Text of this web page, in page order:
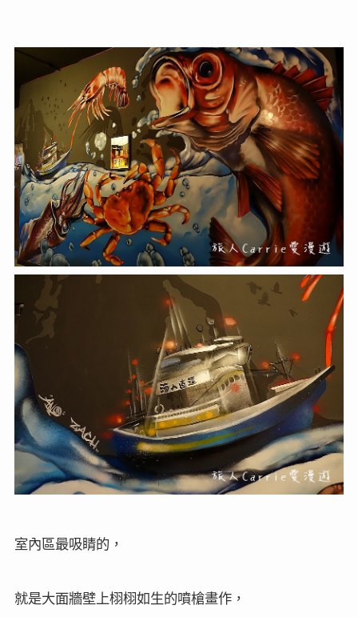
室內區最吸睛的，
就是大面牆壁上栩栩如生的噴槍畫作，